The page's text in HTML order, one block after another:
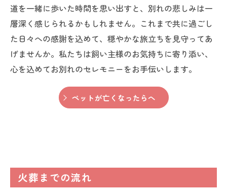
道を一緒に歩いた時間を思い出すと、別れの悲しみは一
層深く感じられるかもしれません。これまで共に過ごし
た日々への感謝を込めて、穏やかな旅立ちを見守ってあ
げませんか。私たちは飼い主様のお気持ちに寄り添い、
心を込めてお別れのセレモニーをお手伝いします。
ペットが亡くなったらへ
火葬までの流れ